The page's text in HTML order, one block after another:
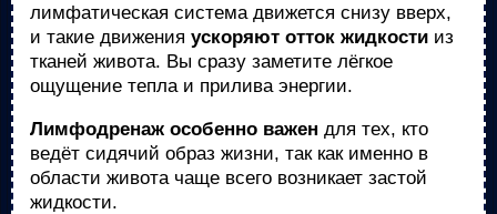
лимфатическая система движется снизу вверх,
и такие движения ускоряют отток жидкости из
тканей живота. Вы сразу заметите лёгкое
ощущение тепла и прилива энергии.
Лимфодренаж особенно важен для тех, кто
ведёт сидячий образ жизни, так как именно в
области живота чаще всего возникает застой
жидкости.